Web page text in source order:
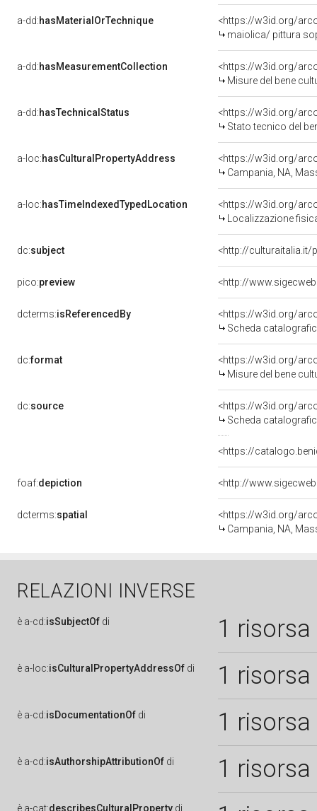
a-dd:hasMaterialOrTechnique
<https://w3id.org/
maiolica/ pittura
a-dd:hasMeasurementCollection
<https://w3id.org/
Misure del bene
a-dd:hasTechnicalStatus
<https://w3id.org/
Stato tecnico del
a-loc:hasCulturalPropertyAddress
<https://w3id.org/
Campania, NA,
a-loc:hasTimeIndexedTypedLocation
<https://w3id.org/
Localizzazione
dc:subject <http://culturaitalia.it/
pico:preview <http://
dcterms:isReferencedBy
<https://w3id.org/
Scheda
dc:format
<https://w3id.org/
Misure del bene
dc:source
<https://w3id.org/
Scheda
<https://
foaf:depiction <http://
dcterms:spatial
<https://w3id.org/
Campania, NA,
RELAZIONI INVERSE
è a-cd:isSubjectOf di 1 risorsa
è a-loc:isCulturalPropertyAddressOf di 1 risorsa
è a-cd:isDocumentationOf di 1 risorsa
è a-cd:isAuthorshipAttributionOf di 1 risorsa
è a-cat:describesCulturalProperty di